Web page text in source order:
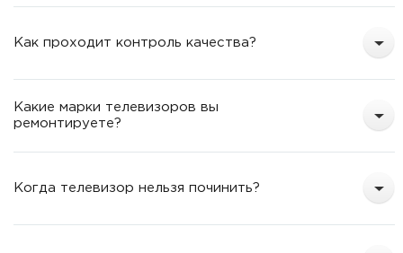
Как проходит контроль качества?
Какие марки телевизоров вы
ремонтируете?
Когда телевизор нельзя починить?